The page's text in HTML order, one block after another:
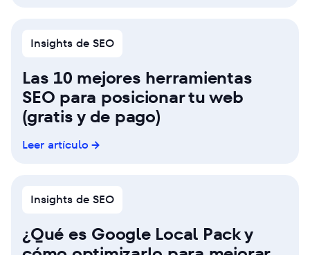
Insights de SEO
Las 10 mejores herramientas
SEO para posicionar tu web
(gratis y de pago)
Leer artículo
Insights de SEO
¿Qué es Google Local Pack y